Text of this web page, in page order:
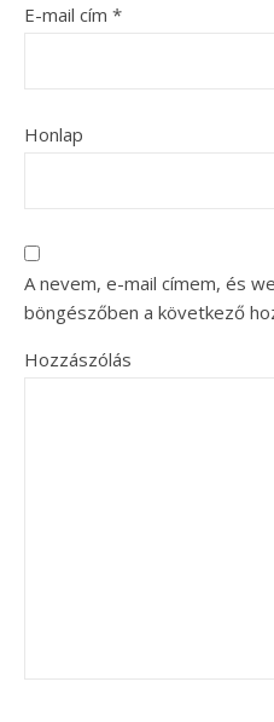
E-mail cím *
Honlap
A nevem, e-mail címem, és
böngészőben a következő
Hozzászólás